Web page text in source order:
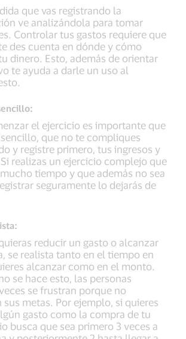
que vas registrando la
ve analizándola para tomar
Controlar tus gastos requiere que
des cuenta en dónde y cómo
dinero. Esto, además de orientar
te ayuda a darle un uso al
el ejercicio es importante que
que no te compliques
y registre primero, tus ingresos y
realizas un ejercicio complejo que
tiempo y que además no sea
seguramente lo dejarás de
reducir un gasto o alcanzar
se realista tanto en el tiempo en
alcanzar como en el monto.
se hace esto, las personas
se frustran porque no
sus metas. Por ejemplo, si quieres
gasto como la compra de tu
busca que sea primero 3 veces a